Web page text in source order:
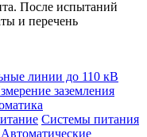
После испытаний
и перечень
линии до 110 кВ
заземления
Системы питания
Автоматические